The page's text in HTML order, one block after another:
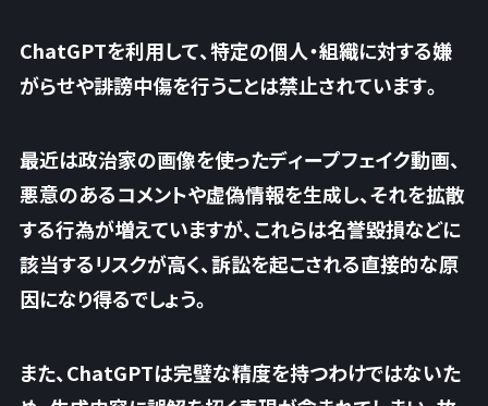
ChatGPTを利用して、特定の個人・組織に対する嫌
がらせや誹謗中傷を行うことは禁止されています。
最近は政治家の画像を使ったディープフェイク動画、
悪意のあるコメントや虚偽情報を生成し、それを拡散
する行為が増えていますが、これらは名誉毀損などに
該当するリスクが高く、訴訟を起こされる直接的な原
因になり得るでしょう。
また、ChatGPTは完璧な精度を持つわけではないた